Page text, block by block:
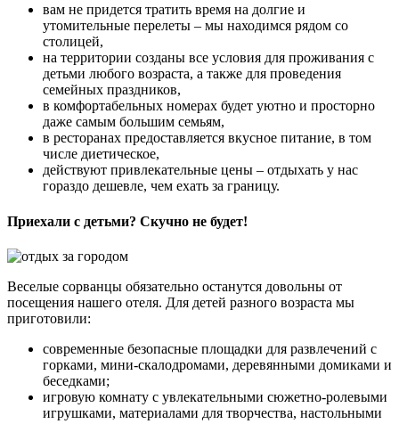
вам не придется тратить время на долгие и
утомительные перелеты – мы находимся рядом со
столицей,
на территории созданы все условия для проживания с
детьми любого возраста, а также для проведения
семейных праздников,
в комфортабельных номерах будет уютно и просторно
даже самым большим семьям,
в ресторанах предоставляется вкусное питание, в том
числе диетическое,
действуют привлекательные цены – отдыхать у нас
гораздо дешевле, чем ехать за границу.
Приехали с детьми? Скучно не будет!
Веселые сорванцы обязательно останутся довольны от
посещения нашего отеля. Для детей разного возраста мы
приготовили:
современные безопасные площадки для развлечений с
горками, мини-скалодромами, деревянными домиками и
беседками;
игровую комнату с увлекательными сюжетно-ролевыми
игрушками, материалами для творчества, настольными